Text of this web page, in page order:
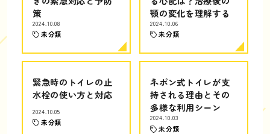
策
2024.10.08
未分類
顎の変化を理解する
2024.10.06
未分類
緊急時のトイレの止
水栓の使い方と対応
2024.10.05
未分類
ネポン式トイレが支
持される理由とその
多様な利用シーン
2024.10.03
未分類